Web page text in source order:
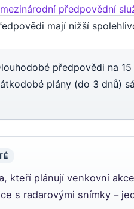
předpovědní
mají nižší
předpovědi na
plány (do 3 dnů)
kteří plánují venkovní
s radarovými snímky –